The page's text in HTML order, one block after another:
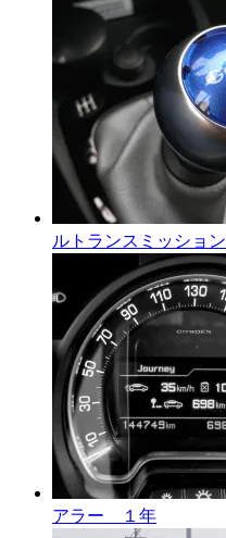
ルトランスミッション
アラー １年